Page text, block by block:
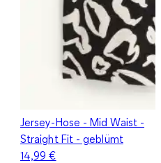
Jersey-Hose - Mid Waist -
Straight Fit - geblümt
14,99 €